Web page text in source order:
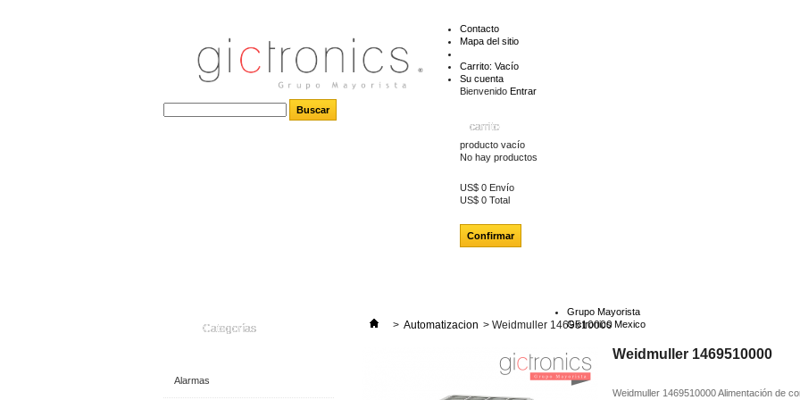
Contacto
Mapa del sitio
Carrito: Vacío
Su cuenta
Bienvenido Entrar
carrito
producto vacío
No hay productos
US$ 0 Envío
US$ 0 Total
Confirmar
Grupo Mayorista
Gictronics Mexico
Categorías
Alarmas
> Automatizacion > Weidmuller 1469510000
Weidmuller 1469510000
Weidmuller 1469510000 Alimentación de